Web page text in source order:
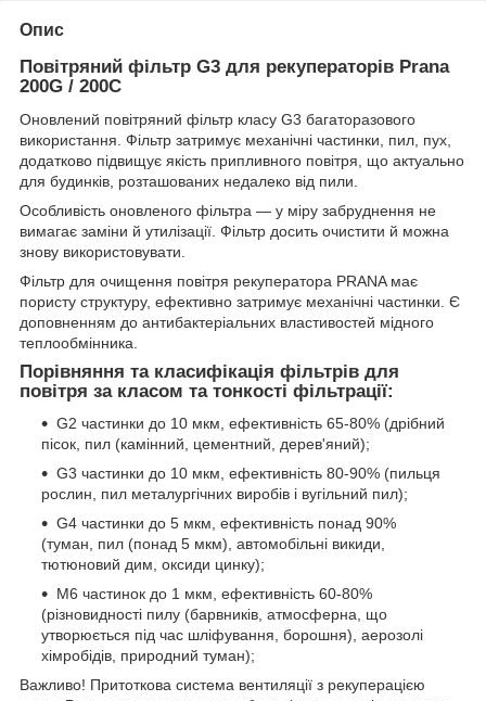
Опис
Повітряний фільтр G3 для рекуператорів Prana
200G / 200C
Оновлений повітряний фільтр класу G3 багаторазового
використання. Фільтр затримує механічні частинки, пил, пух,
додатково підвищує якість припливного повітря, що актуально
для будинків, розташованих недалеко від пили.
Особливість оновленого фільтра — у міру забруднення не
вимагає заміни й утилізації. Фільтр досить очистити й можна
знову використовувати.
Фільтр для очищення повітря рекуператора PRANA має
пористу структуру, ефективно затримує механічні частинки. Є
доповненням до антибактеріальних властивостей мідного
теплообмінника.
Порівняння та класифікація фільтрів для
повітря за класом та тонкості фільтрації:
G2 частинки до 10 мкм, ефективність 65-80% (дрібний
пісок, пил (камінний, цементний, дерев'яний);
G3 частинки до 10 мкм, ефективність 80-90% (пильця
рослин, пил металургічних виробів і вугільний пил);
G4 частинки до 5 мкм, ефективність понад 90%
(туман, пил (понад 5 мкм), автомобільні викиди,
тютюновий дим, оксиди цинку);
M6 частинок до 1 мкм, ефективність 60-80%
(різновидності пилу (барвників, атмосферна, що
утворюється під час шліфування, борошня), аерозолі
хімробідів, природний туман);
Важливо! Притоткова система вентиляції з рекуперацією